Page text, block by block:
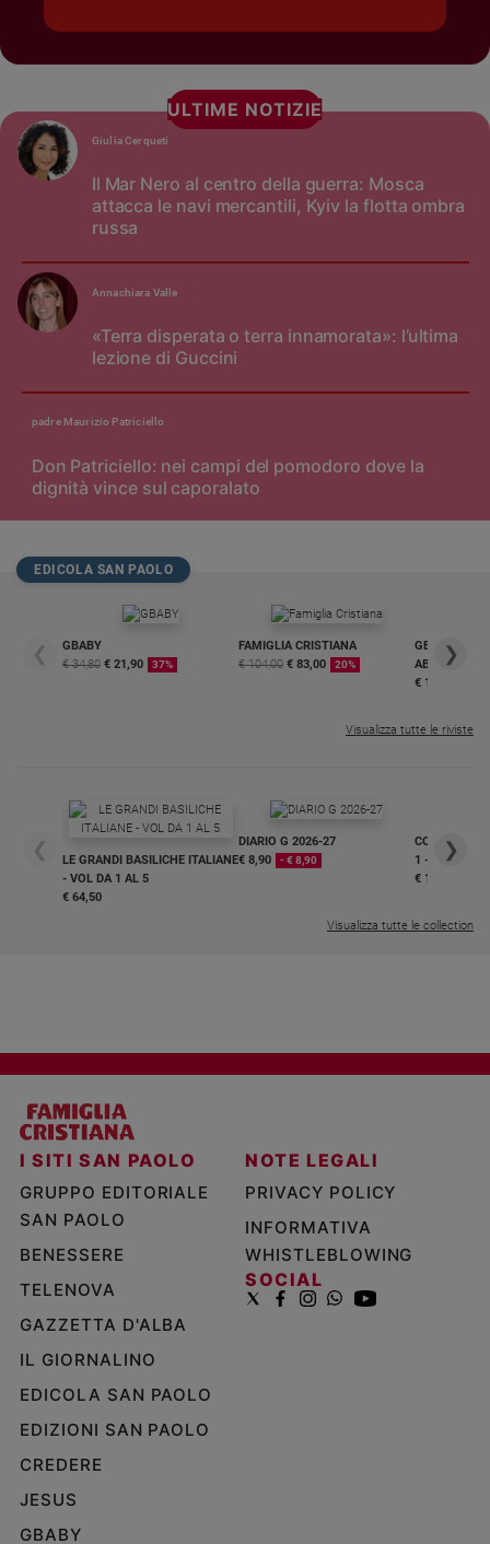
ULTIME NOTIZIE
Il Mar Nero al centro della guerra: Mosca
attacca le navi mercantili, Kyiv la flotta ombra
russa
Giulia Cerqueti
«Terra disperata o terra innamorata»: l’ultima
lezione di Guccini
Annachiara Valle
Don Patriciello: nei campi del pomodoro dove la
dignità vince sul caporalato
padre Maurizio Patriciello
EDICOLA SAN PAOLO
❮
GBABY
€ 34,80 € 21,90 37%
FAMIGLIA CRISTIANA
€ 104,00 € 83,00 20%
GBABY
€ 16,99
❯
Visualizza tutte le riviste
❮
LE GRANDI BASILICHE ITALIANE
- VOL DA 1 AL 5
€ 64,50
DIARIO G 2026-27
€ 8,90
- € 8,90
COLLANA
1 - 2
€ 18,50
❯
Visualizza tutte le collection
I SITI SAN PAOLO
GRUPPO EDITORIALE
SAN PAOLO
BENESSERE
TELENOVA
GAZZETTA D'ALBA
IL GIORNALINO
EDICOLA SAN PAOLO
EDIZIONI SAN PAOLO
CREDERE
JESUS
GBABY
NOTE LEGALI
PRIVACY POLICY
INFORMATIVA
WHISTLEBLOWING
SOCIAL